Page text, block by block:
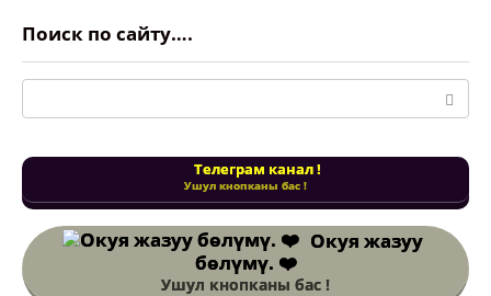
Поиск по сайту….
Поиск:
Телеграм канал !
Ушул кнопканы бас !
Окуя жазуу
бөлүмү. ❤️
Ушул кнопканы бас !